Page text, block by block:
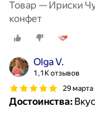
Товар — Ириски
конфет
Olga V.
1,1K отзывов
29 марта
Достоинства: